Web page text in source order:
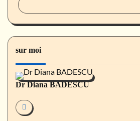
sur moi
Dr Diana BADESCU